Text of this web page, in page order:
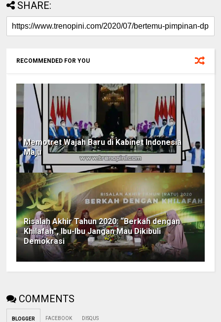
SHARE:
RECOMMENDED FOR YOU
Memotret Wajah Baru di Kabinet Indonesia
Maju
Risalah Akhir Tahun 2020: “Berkah dengan
Khilafah”, Ibu-Ibu Jangan Mau Dikibuli
Demokrasi
COMMENTS
BLOGGER FACEBOOK DISQUS